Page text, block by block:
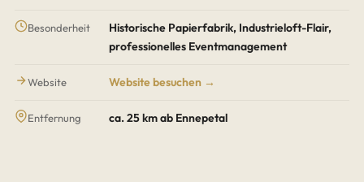
Besonderheit
Historische Papierfabrik, Industrieloft-Flair,
professionelles Eventmanagement
Website Website besuchen →
Entfernung ca. 25 km ab Ennepetal